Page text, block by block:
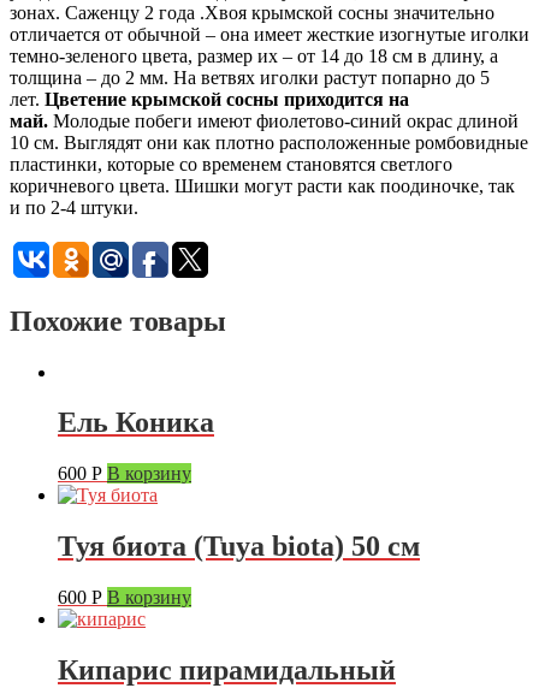
зонах. Саженцу 2 года .Хвоя крымской сосны значительно
отличается от обычной – она имеет жесткие изогнутые иголки
темно-зеленого цвета, размер их – от 14 до 18 см в длину, а
толщина – до 2 мм. На ветвях иголки растут попарно до 5
лет. Цветение крымской сосны приходится на
май. Молодые побеги имеют фиолетово-синий окрас длиной
10 см. Выглядят они как плотно расположенные ромбовидные
пластинки, которые со временем становятся светлого
коричневого цвета. Шишки могут расти как поодиночке, так
и по 2-4 штуки.
Похожие товары
Ель Коника
600 Р В корзину
Туя биота (Tuya biota) 50 см
600 Р В корзину
Кипарис пирамидальный